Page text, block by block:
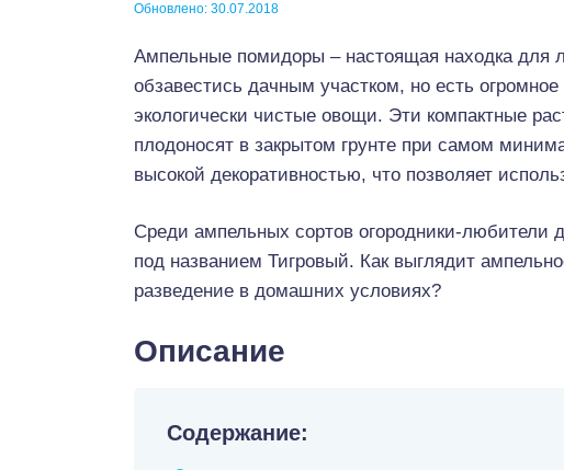
Обновлено: 30.07.2018
Ампельные помидоры – настоящая находка для
обзавестись дачным участком, но есть
экологически чистые овощи. Эти компактные
плодоносят в закрытом грунте при самом
высокой декоративностью, что позволяет
Среди ампельных сортов огородники-
под названием Тигровый. Как выглядит
разведение в домашних условиях?
Описание
Содержание: